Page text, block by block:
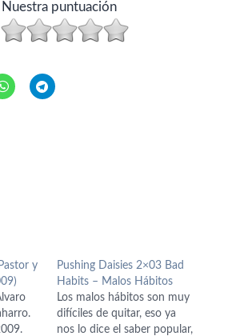
Nuestra puntuación
y
Pushing Daisies 2×03 Bad
Habits – Malos Hábitos
Los malos hábitos son muy
difíciles de quitar, eso ya
nos lo dice el saber popular,